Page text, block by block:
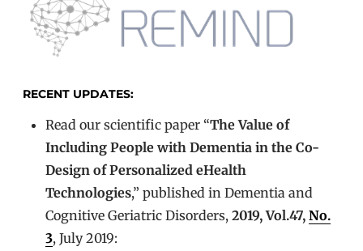
RECENT UPDATES:
Read our scientific paper “The Value of
Including People with Dementia in the Co-
Design of Personalized eHealth
Technologies,” published in Dementia and
Cognitive Geriatric Disorders, 2019, Vol.47, No.
3, July 2019: